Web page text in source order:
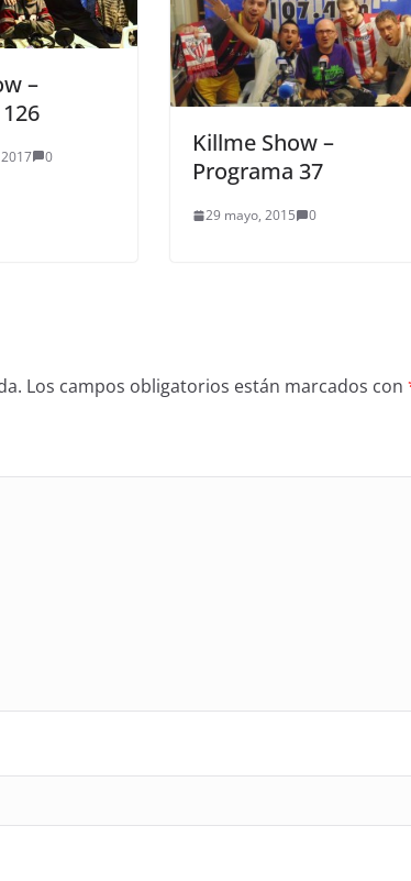
–
0
Killme Show –
Programa 37
29 mayo, 2015 0
Los campos obligatorios están marcados con